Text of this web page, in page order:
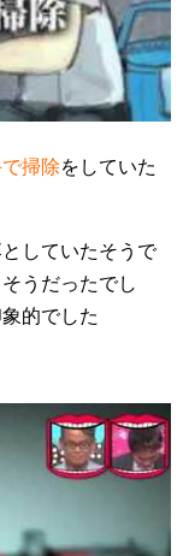
掃除をしていた
していたそうで
うだったでし
的でした